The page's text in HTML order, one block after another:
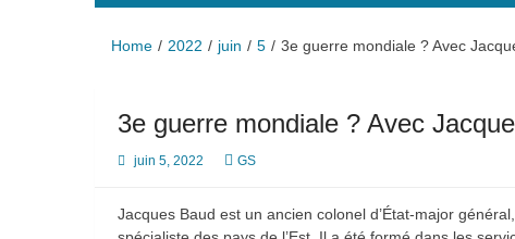
Home 2022 juin 5 3e guerre mondiale ? Avec
3e guerre mondiale ? Avec
juin 5, 2022 GS
Jacques Baud est un ancien colonel d’État-major